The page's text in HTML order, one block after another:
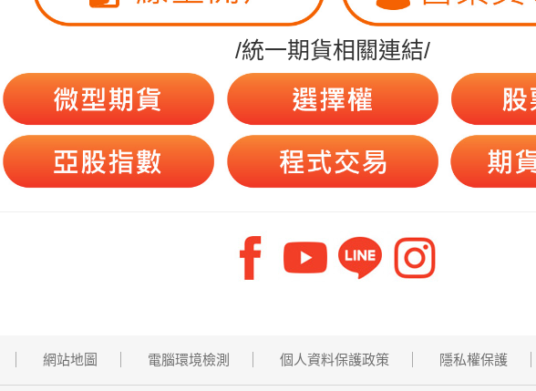
/統一期貨相關連結/
網站地圖 電腦環境檢測 個人資料保護政策 隱私權保護